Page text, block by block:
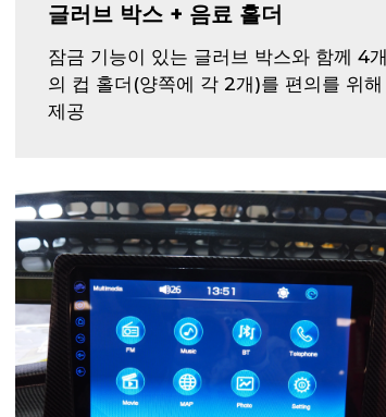
글러브 박스 + 음료 홀더
잠금 기능이 있는 글러브 박스와 함께 4개
의 컵 홀더(양쪽에 각 2개)를 편의를 위해
제공